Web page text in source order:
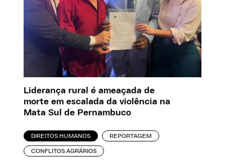
Liderança rural é ameaçada de
morte em escalada da violência na
Mata Sul de Pernambuco
DIREITOS HUMANOS REPORTAGEM
CONFLITOS AGRÁRIOS